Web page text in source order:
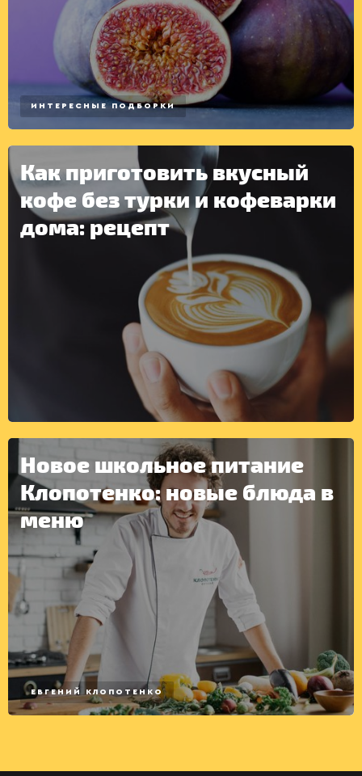
ДРУГОЕ
ИНТЕРЕСНЫЕ ПОДБОРКИ
Как приготовить вкусный
кофе без турки и кофеварки
дома: рецепт
Новое школьное питание
Клопотенко: новые блюда в
меню
ЕВГЕНИЙ КЛОПОТЕНКО